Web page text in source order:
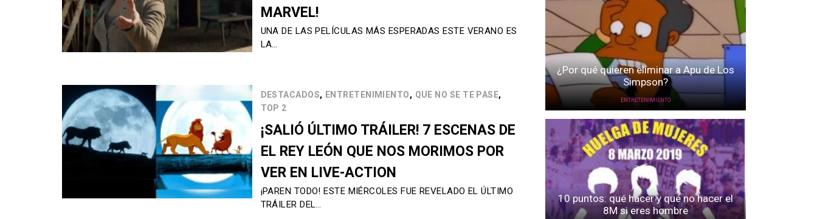
MARVEL!
UNA DE LAS PELÍCULAS MÁS ESPERADAS ESTE VERANO ES
LA…
DESTACADOS, ENTRETENIMIENTO, QUE NO SE TE PASE,
TOP 2
¡SALIÓ ÚLTIMO TRÁILER! 7 ESCENAS DE
EL REY LEÓN QUE NOS MORIMOS POR
VER EN LIVE-ACTION
¡PAREN TODO! ESTE MIÉRCOLES FUE REVELADO EL ÚLTIMO
TRÁILER DEL…
¿Por qué quieren eliminar a Apu de Los
Simpson?
ENTRETENIMIENTO
10 puntos: qué hacer y qué no hacer el
8M si eres hombre